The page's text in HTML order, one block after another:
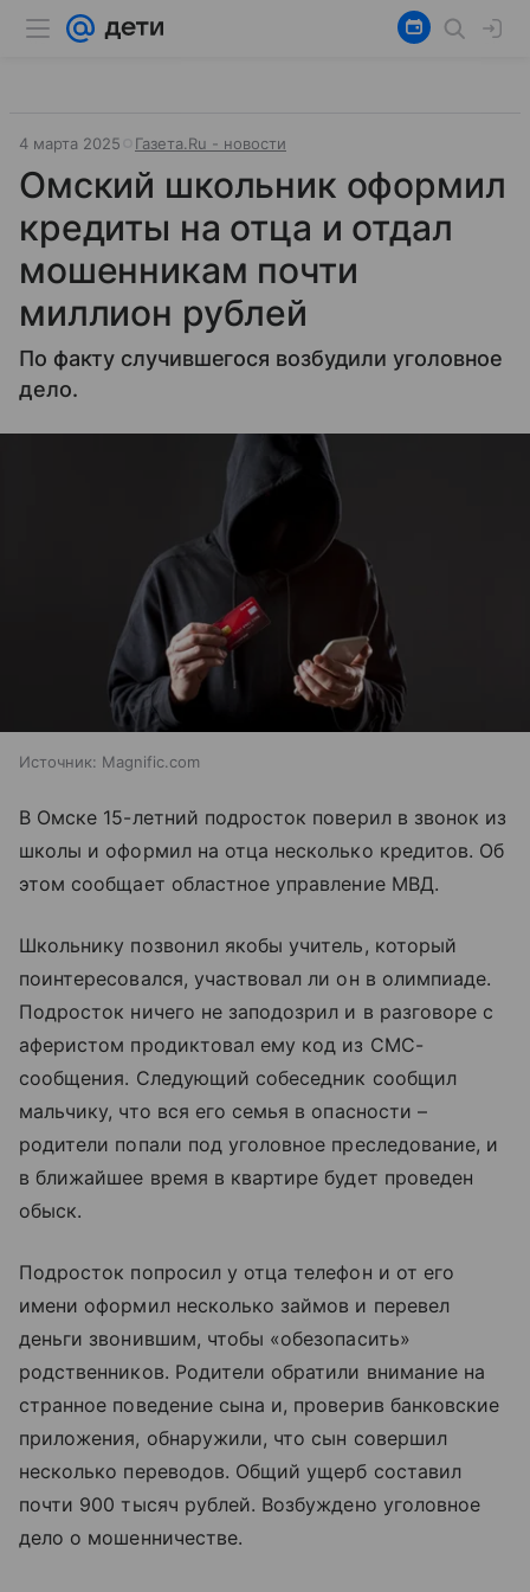
4 марта 2025 Газета.Ru - новости
Омский школьник оформил
кредиты на отца и отдал
мошенникам почти
миллион рублей
По факту случившегося возбудили уголовное
дело.
Источник: Magnific.com
В Омске 15-летний подросток поверил в звонок из
школы и оформил на отца несколько кредитов. Об
этом сообщает областное управление МВД.
Школьнику позвонил якобы учитель, который
поинтересовался, участвовал ли он в олимпиаде.
Подросток ничего не заподозрил и в разговоре с
аферистом продиктовал ему код из СМС-
сообщения. Следующий собеседник сообщил
мальчику, что вся его семья в опасности –
родители попали под уголовное преследование, и
в ближайшее время в квартире будет проведен
обыск.
Подросток попросил у отца телефон и от его
имени оформил несколько займов и перевел
деньги звонившим, чтобы «обезопасить»
родственников. Родители обратили внимание на
странное поведение сына и, проверив банковские
приложения, обнаружили, что сын совершил
несколько переводов. Общий ущерб составил
почти 900 тысяч рублей. Возбуждено уголовное
дело о мошенничестве.